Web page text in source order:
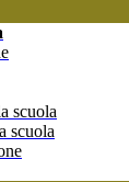
scuola
scuola